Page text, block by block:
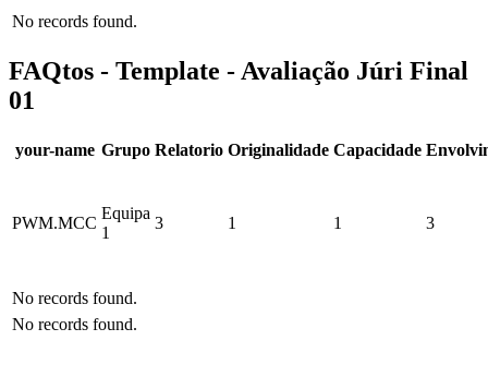
No records found.
FAQtos - Template - Avaliação Júri Final
01
your-name Grupo Relatorio Originalidade Capacidade
PWM.MCC
Equipa
1
3 1 1 3
No records found.
No records found.